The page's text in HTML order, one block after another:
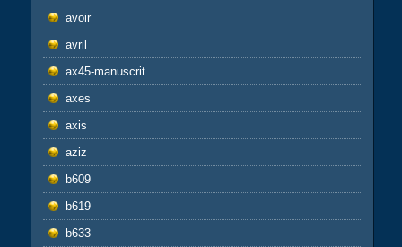
avoir
avril
ax45-manuscrit
axes
axis
aziz
b609
b619
b633